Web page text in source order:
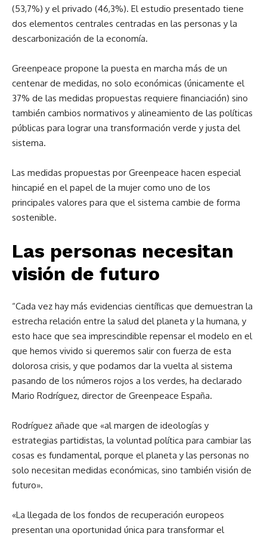
(53,7%) y el privado (46,3%). El estudio presentado tiene
dos elementos centrales centradas en las personas y la
descarbonización de la economía.
Greenpeace propone la puesta en marcha más de un
centenar de medidas, no solo económicas (únicamente el
37% de las medidas propuestas requiere financiación) sino
también cambios normativos y alineamiento de las políticas
públicas para lograr una transformación verde y justa del
sistema.
Las medidas propuestas por Greenpeace hacen especial
hincapié en el papel de la mujer como uno de los
principales valores para que el sistema cambie de forma
sostenible.
Las personas necesitan
visión de futuro
“Cada vez hay más evidencias científicas que demuestran la
estrecha relación entre la salud del planeta y la humana, y
esto hace que sea imprescindible repensar el modelo en el
que hemos vivido si queremos salir con fuerza de esta
dolorosa crisis, y que podamos dar la vuelta al sistema
pasando de los números rojos a los verdes, ha declarado
Mario Rodríguez, director de Greenpeace España.
Rodríguez añade que «al margen de ideologías y
estrategias partidistas, la voluntad política para cambiar las
cosas es fundamental, porque el planeta y las personas no
solo necesitan medidas económicas, sino también visión de
futuro».
«La llegada de los fondos de recuperación europeos
presentan una oportunidad única para transformar el